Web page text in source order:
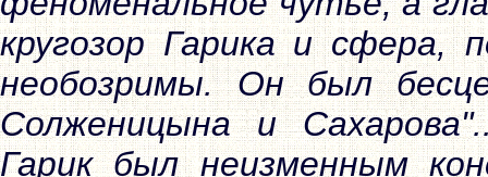
кругозор Гарика и сфера,
необозримы. Он был
Солженицына и
Гарик был неизменным